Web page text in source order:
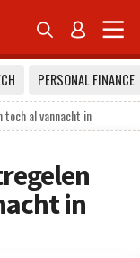
 
PERSONAL FINANCE
toch al vannacht in
in